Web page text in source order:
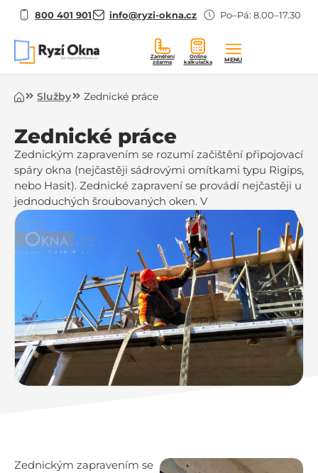
800 401 901 info@ryzi-okna.cz Po–Pá: 8.00–17.30
Zaměření
zdarma
Online
kalkulačka
MENU
ÚvodSlužby Zednické práce
Zednické práce
Zednickým zapravením se rozumí začištění připojovací
spáry okna (nejčastěji sádrovými omítkami typu Rigips,
nebo Hasit). Zednické zapravení se provádí nejčastěji u
jednoduchých šroubovaných oken. V
Zednickým zapravením se